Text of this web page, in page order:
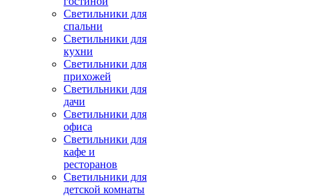
Светильники для
спальни
Светильники для
кухни
Светильники для
прихожей
Светильники для
дачи
Светильники для
офиса
Светильники для
кафе и
ресторанов
Светильники для
детской комнаты